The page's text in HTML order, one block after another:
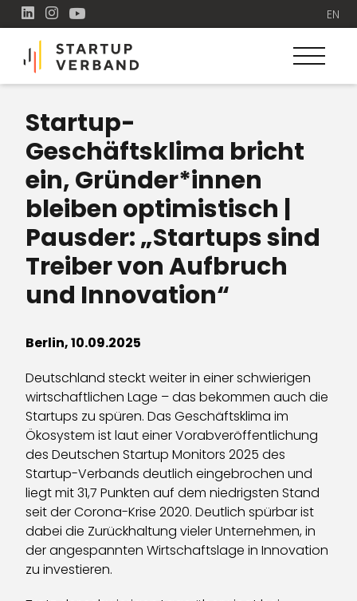
EN
Startup-
Geschäftsklima bricht
ein, Gründer*innen
bleiben optimistisch |
Pausder: „Startups sind
Treiber von Aufbruch
und Innovation“
Berlin, 10.09.2025
Deutschland steckt weiter in einer schwierigen
wirtschaftlichen Lage – das bekommen auch die
Startups zu spüren. Das Geschäftsklima im
Ökosystem ist laut einer Vorabveröffentlichung
des Deutschen Startup Monitors 2025 des
Startup-Verbands deutlich eingebrochen und
liegt mit 31,7 Punkten auf dem niedrigsten Stand
seit der Corona-Krise 2020. Deutlich spürbar ist
dabei die Zurückhaltung vieler Unternehmen, in
der angespannten Wirtschaftslage in Innovation
zu investieren.